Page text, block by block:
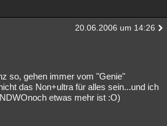
20.06.2006 um 14:26
so, gehen immer vom "Genie"
das Non+ultra für alles sein...und ich
etwas mehr ist :O)